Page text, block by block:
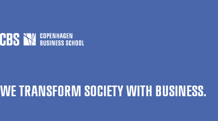
WE TRANSFORM SOCIETY WITH BUSINESS.